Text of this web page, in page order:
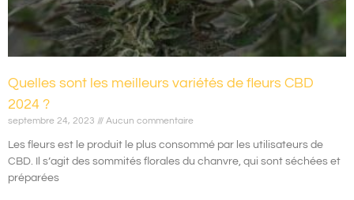
Quelles sont les meilleurs variétés de fleurs CBD
2024 ?
septembre 24, 2023 Aucun commentaire
Les fleurs est le produit le plus consommé par les utilisateurs de
CBD. Il s’agit des sommités florales du chanvre, qui sont séchées et
préparées